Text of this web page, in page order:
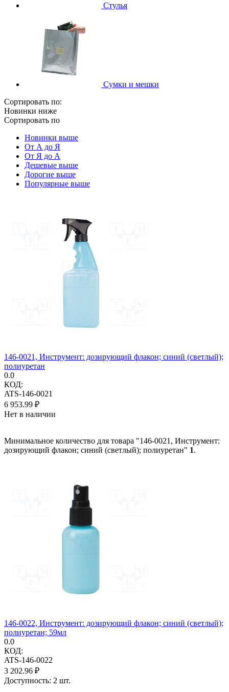
Стулья
Сумки и мешки
Сортировать по:
Новинки ниже
Сортировать по
Новинки выше
От А до Я
От Я до А
Дешевые выше
Дорогие выше
Популярные выше
146-0021, Инструмент: дозирующий флакон; синий (светлый);
полиуретан
0.0
КОД:
ATS-146-0021
6 953.99 ₽
Нет в наличии
Минимальное количество для товара "146-0021, Инструмент:
дозирующий флакон; синий (светлый); полиуретан" 1.
146-0022, Инструмент: дозирующий флакон; синий (светлый);
полиуретан; 59мл
0.0
КОД:
ATS-146-0022
3 202.96 ₽
Доступность: 2 шт.